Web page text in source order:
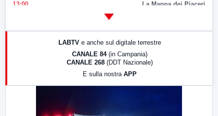
13:00 La Mappa dei Piaceri
LABTV e anche sul digitale terrestre
CANALE 84 (in Campania)
CANALE 268 (DDT Nazionale)
E sulla nostra APP